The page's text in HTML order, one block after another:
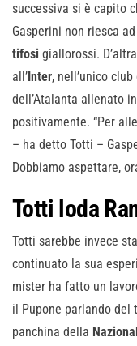
successiva si è capito
Gasperini non riesca
tifosi giallorossi.
all’Inter, nell’unico club
dell’Atalanta allenato
positivamente. “Per
– ha detto Totti –
Dobbiamo aspettare,
Totti loda
Totti sarebbe invece
continuato la sua
mister ha fatto un
il Pupone parlando del
panchina della